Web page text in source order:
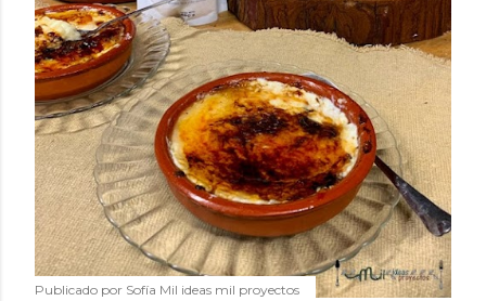
Publicado por Sofía Mil ideas mil proyectos